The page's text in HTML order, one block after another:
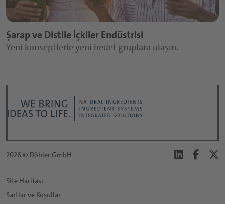
Şarap ve Distile İçkiler Endüstrisi
Yeni konseptlerle yeni hedef gruplara ulaşın.
2026 © Döhler GmbH
Site Haritası
Şartlar ve Koşullar